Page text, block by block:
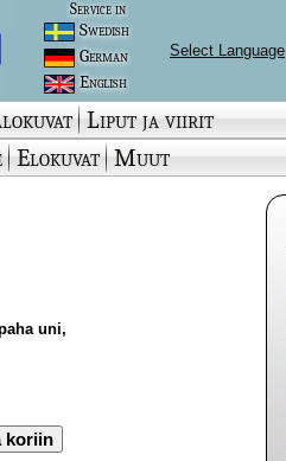
Service in
Swedish
German
English
Select Language
Liput ja viirit
Elokuvat Muut
uni,
koriin